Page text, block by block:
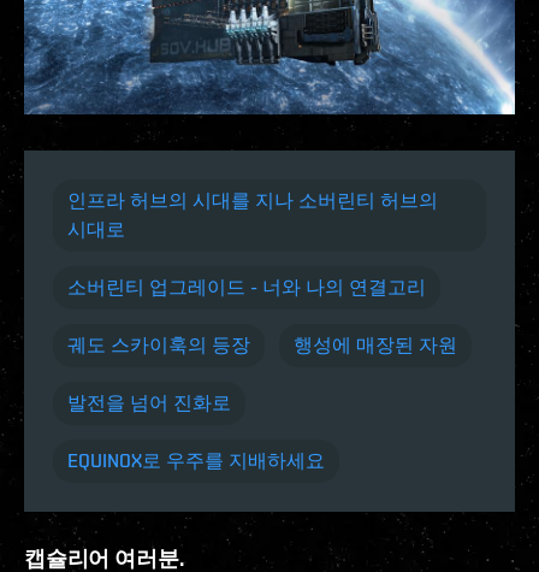
인프라 허브의 시대를 지나 소버린티 허브의
시대로
소버린티 업그레이드 - 너와 나의 연결고리
궤도 스카이훅의 등장 행성에 매장된 자원
발전을 넘어 진화로
EQUINOX로 우주를 지배하세요
캡슐리어 여러분.